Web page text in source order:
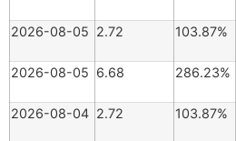
2026-08-05 2.72 103.87%
2026-08-05 6.68 286.23%
2026-08-04 2.72 103.87%